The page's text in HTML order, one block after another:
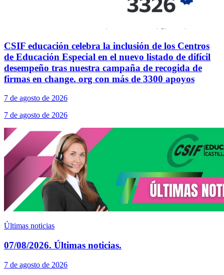
CSIF educación celebra la inclusión de los Centros
de Educación Especial en el nuevo listado de difícil
desempeño tras nuestra campaña de recogida de
firmas en change. org con más de 3300 apoyos
7 de agosto de 2026
7 de agosto de 2026
Últimas noticias
07/08/2026. Últimas noticias.
7 de agosto de 2026